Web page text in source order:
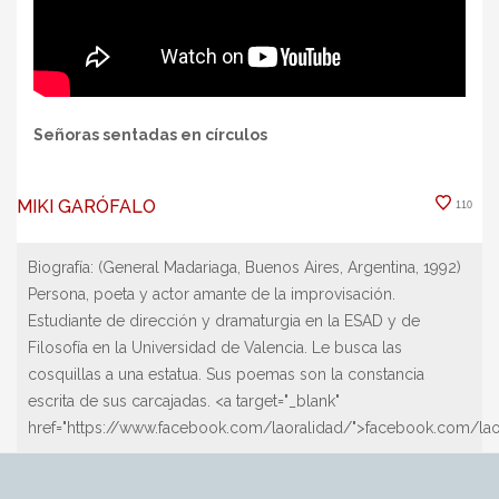
Señoras sentadas en círculos
MIKI GARÓFALO 110
Biografía: (General Madariaga, Buenos Aires, Argentina, 1992)
Persona, poeta y actor amante de la improvisación.
Estudiante de dirección y dramaturgia en la ESAD y de
Filosofía en la Universidad de Valencia. Le busca las
cosquillas a una estatua. Sus poemas son la constancia
escrita de sus carcajadas. <a target="_blank"
href="https://www.facebook.com/laoralidad/">facebook.com/